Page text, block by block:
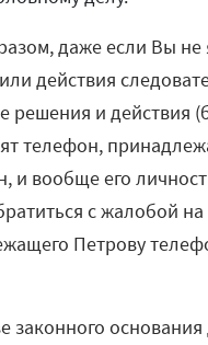
даже если Вы не
действия
решения и действия
телефон,
и вообще его
с жалобой
Петрову
законного